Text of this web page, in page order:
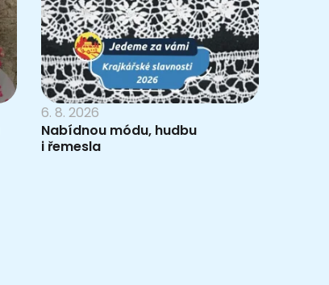
6. 8. 2026
Nabídnou módu, hudbu
i řemesla